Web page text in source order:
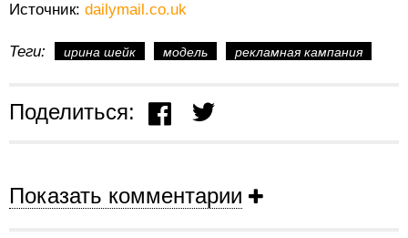
Источник: dailymail.co.uk
Теги: ирина шейк модель рекламная кампания
Поделиться:
Показать комментарии